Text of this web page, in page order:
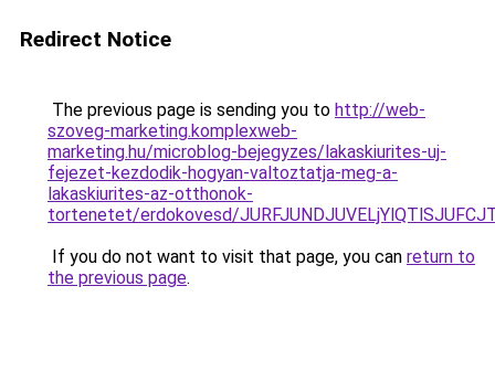
Redirect Notice
The previous page is sending you to http://web-
szoveg-marketing.komplexweb-
marketing.hu/microblog-bejegyzes/lakaskiurites-uj-
fejezet-kezdodik-hogyan-valtoztatja-meg-a-
lakaskiurites-az-otthonok-
tortenetet/erdokovesd/
If you do not want to visit that page, you can return to
the previous page.